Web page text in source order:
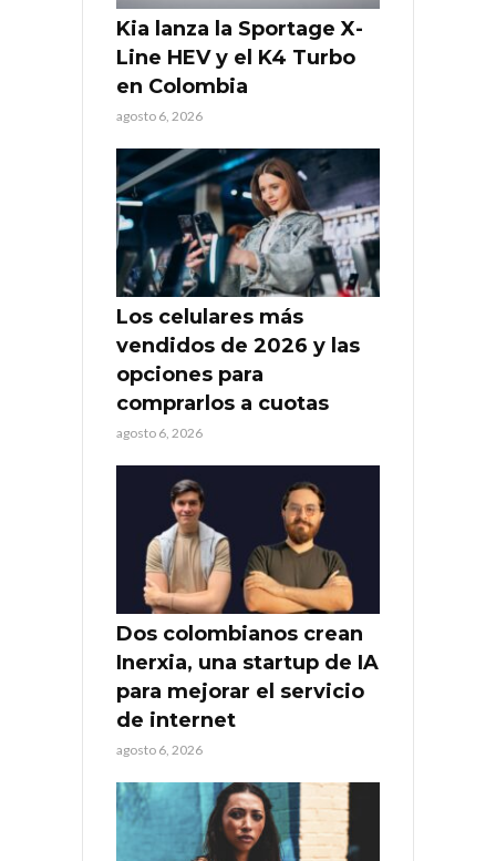
Kia lanza la Sportage X-
Line HEV y el K4 Turbo
en Colombia
agosto 6, 2026
Los celulares más
vendidos de 2026 y las
opciones para
comprarlos a cuotas
agosto 6, 2026
Dos colombianos crean
Inerxia, una startup de IA
para mejorar el servicio
de internet
agosto 6, 2026